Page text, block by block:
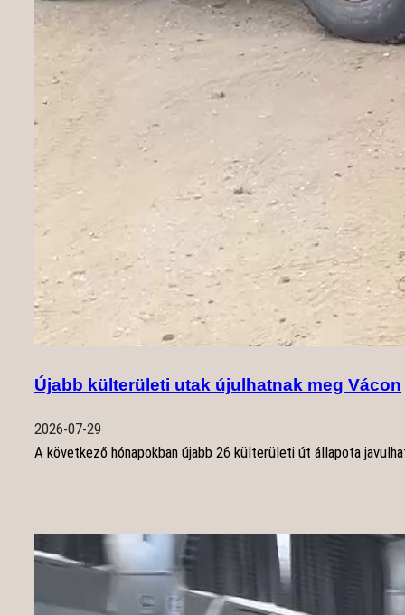
Újabb külterületi utak újulhatnak meg Vácon
2026-07-29
A következő hónapokban újabb 26 külterületi út állapota